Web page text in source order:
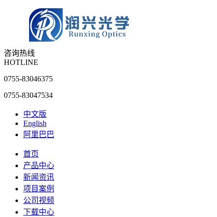
咨询热线
HOTLINE
0755-83046375
0755-83047534
中文版
English
阿里巴巴
首页
产品中心
新闻资讯
项目案例
公司视频
下载中心